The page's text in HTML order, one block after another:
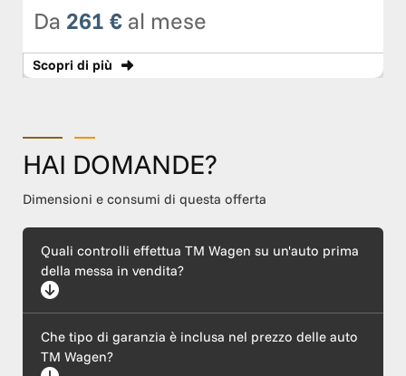
Da 261 € al mese
Scopri di più
HAI DOMANDE?
Dimensioni e consumi di questa offerta
Quali controlli effettua TM Wagen su un'auto prima
della messa in vendita?
include un'ispezione meccanica completa (motore ed
elettronica), l'esecuzione di tagliando e revisione, il ripristino
della carrozzeria e l'igienizzazione dell'abitacolo. Garantiamo
Che tipo di garanzia è inclusa nel prezzo delle auto
TM Wagen?